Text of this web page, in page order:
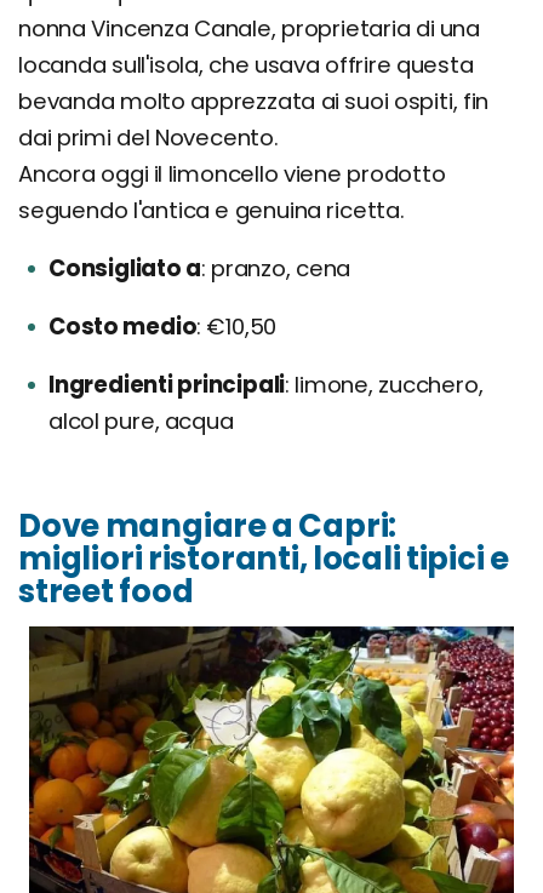
nonna Vincenza Canale, proprietaria di una
locanda sull'isola, che usava offrire questa
bevanda molto apprezzata ai suoi ospiti, fin
dai primi del Novecento.
Ancora oggi il limoncello viene prodotto
seguendo l'antica e genuina ricetta.
Consigliato a pranzo, cena
Costo medio €10,50
Ingredienti principali limone, zucchero,
alcol pure, acqua
Dove mangiare a Capri:
migliori ristoranti, locali tipici e
street food